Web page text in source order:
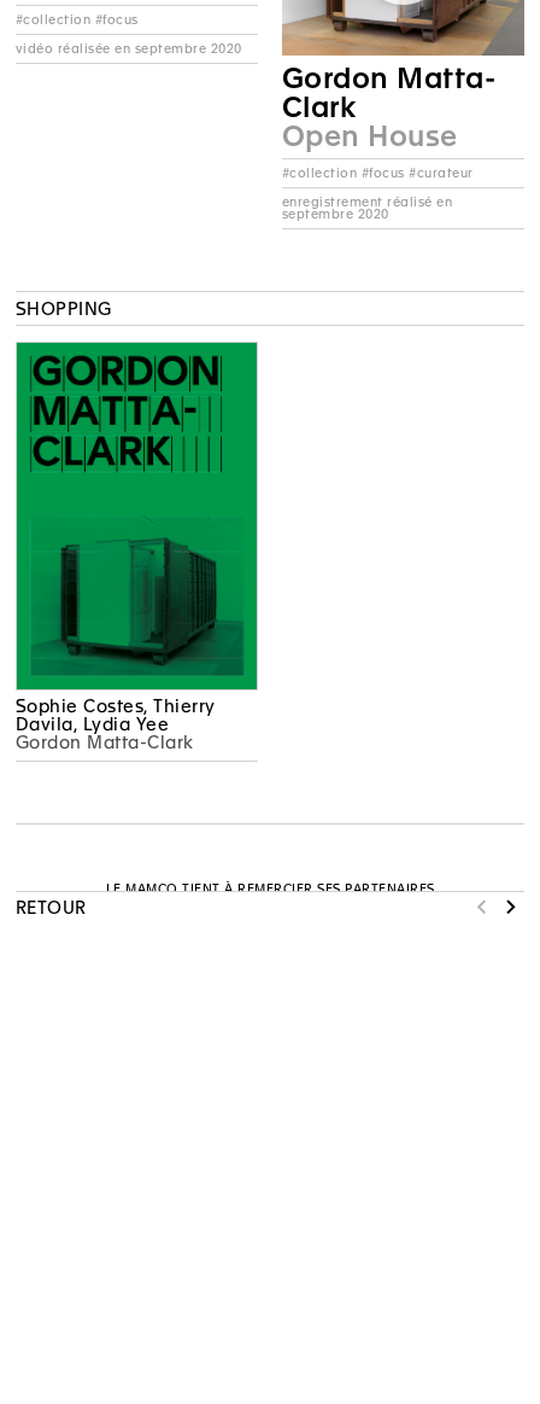
#collection #focus
vidéo réalisée en septembre 2020
Gordon Matta-
Clark
Open House
#collection #focus #curateur
enregistrement réalisé en
septembre 2020
SHOPPING
Sophie Costes, Thierry
Davila, Lydia Yee
Gordon Matta-Clark
RETOUR
LE MAMCO TIENT À REMERCIER SES PARTENAIRES